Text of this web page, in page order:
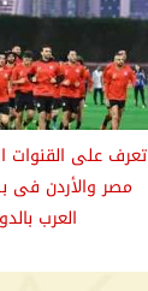
تعرف على القنوات
مصر والأردن فى
العرب